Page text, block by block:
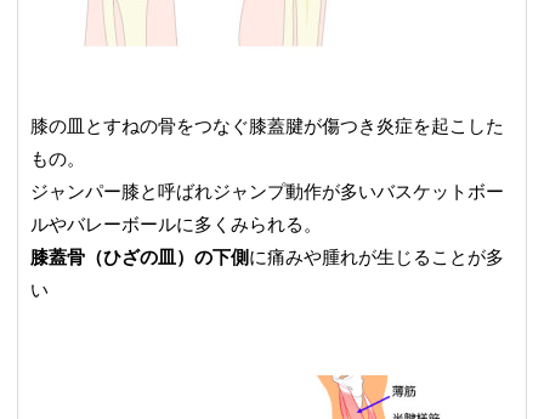
膝の皿とすねの骨をつなぐ膝蓋腱が傷つき炎症を起こした
もの。
ジャンパー膝と呼ばれジャンプ動作が多いバスケットボー
ルやバレーボールに多くみられる。
膝蓋骨（ひざの皿）の下側に痛みや腫れが生じることが多
い